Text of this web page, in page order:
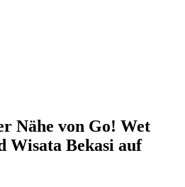
Nähe von Go! Wet
Wisata Bekasi auf